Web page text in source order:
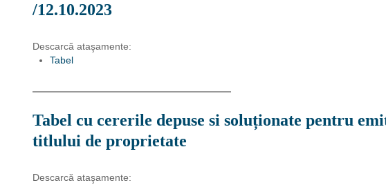
/12.10.2023
Descarcă ataşamente:
Tabel
Tabel cu cererile depuse si soluționate pentru
titlului de proprietate
Descarcă ataşamente: